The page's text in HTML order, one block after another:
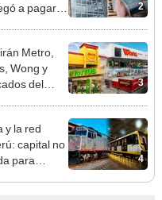
2
a pagar:
3
Metro,
Wong y
del
4
y la red
capital no
para